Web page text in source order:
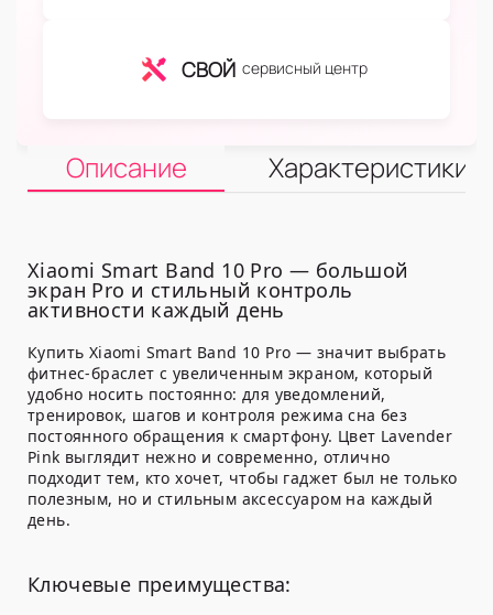
СВОЙ сервисный центр
Описание Характеристики
Xiaomi Smart Band 10 Pro — большой
экран Pro и стильный контроль
активности каждый день
Купить Xiaomi Smart Band 10 Pro — значит выбрать
фитнес-браслет с увеличенным экраном, который
удобно носить постоянно: для уведомлений,
тренировок, шагов и контроля режима сна без
постоянного обращения к смартфону. Цвет Lavender
Pink выглядит нежно и современно, отлично
подходит тем, кто хочет, чтобы гаджет был не только
полезным, но и стильным аксессуаром на каждый
день.
Ключевые преимущества: